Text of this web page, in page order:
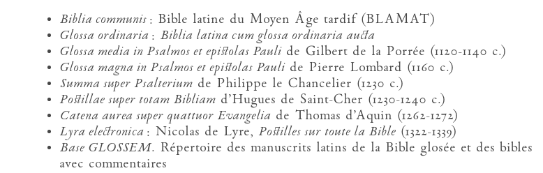
Biblia communis: Bible latine du Moyen Âge tardif (BLAMAT)
Glossa ordinaria : Biblia latina cum glossa ordinaria aucta
Glossa media in Psalmos et epistolas Paulide Gilbert de la Porrée (1120-1140 c.)
Glossa magna in Psalmos et epistolas Paulide Pierre Lombard (1160 c.)
Summa super Psalteriumde Philippe le Chancelier (1230 c.)
Postillae super totam Bibliamd’Hugues de Saint-Cher (1230-1240 c.)
Catena aurea super quattuor Evangelia de Thomas d’Aquin (1262-1272)
Lyra electronica : Nicolas de Lyre, Postilles sur toute la Bible(1322-1339)
Base GLOSSEM. Répertoire des manuscrits latins de la Bible glosée et des bibles
avec commentaires